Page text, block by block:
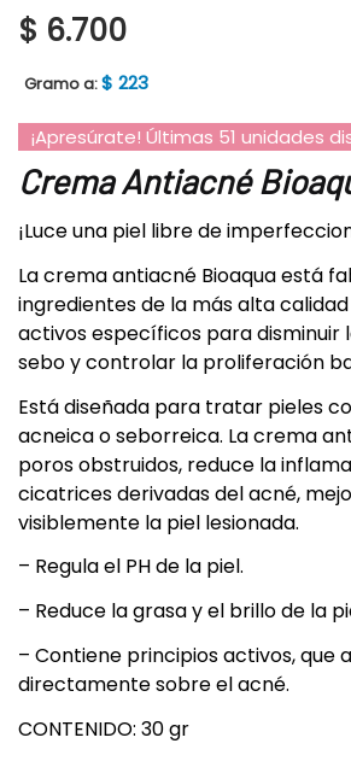
$ 6.700
Gramo a:$ 223
¡Apresúrate! Últimas 51 unidades
Crema Antiacné
¡Luce una piel libre de
La crema antiacné Bioaqua está
ingredientes de la más alta
activos específicos para disminuir
sebo y controlar la proliferación
Está diseñada para tratar pieles
acneica o seborreica. La crema
poros obstruidos, reduce la
cicatrices derivadas del acné,
visiblemente la piel lesionada.
– Regula el PH de la piel.
– Reduce la grasa y el brillo de la
– Contiene principios activos, que
directamente sobre el acné.
CONTENIDO: 30 gr